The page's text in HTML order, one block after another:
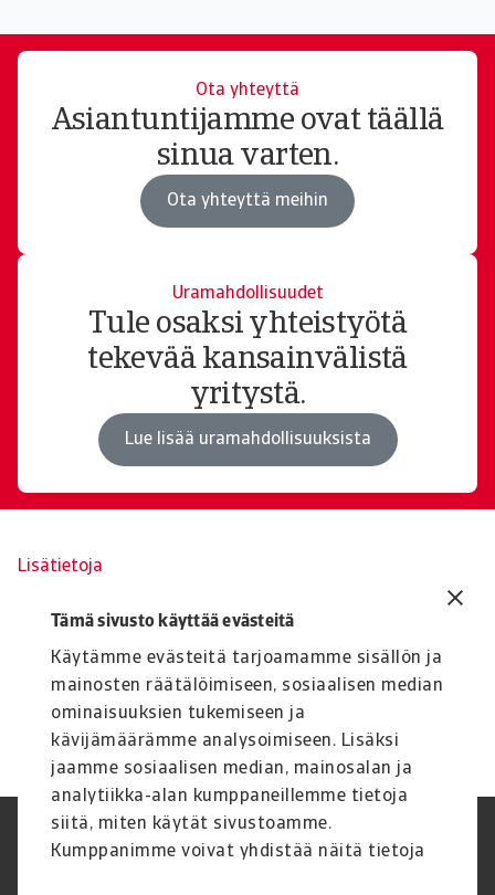
Tämä sivusto käyttää evästeitä
Käytämme evästeitä tarjoamamme sisällön ja
mainosten räätälöimiseen, sosiaalisen median
ominaisuuksien tukemiseen ja
kävijämäärämme analysoimiseen. Lisäksi
jaamme sosiaalisen median, mainosalan ja
analytiikka-alan kumppaneillemme tietoja
siitä, miten käytät sivustoamme.
Kumppanimme voivat yhdistää näitä tietoja
Ota yhteyttä
Asiantuntijamme ovat täällä
sinua varten.
Ota yhteyttä meihin
Uramahdollisuudet
Tule osaksi yhteistyötä
tekevää kansainvälistä
yritystä.
Lue lisää uramahdollisuuksista
Lisätietoja
liikkeeseen laskemista
velkakirjoista ja niihin liittyvät
asiakirjat.
Joukkovelkakirjat
Legal Notice
Tietosuojaseloste